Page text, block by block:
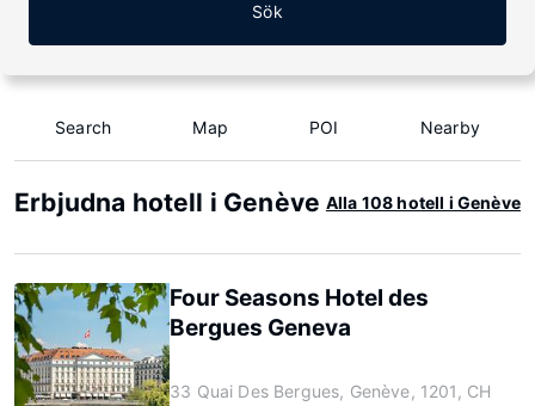
Sök
Search Map POI Nearby
Erbjudna hotell i Genève Alla 108 hotell i Genève
Four Seasons Hotel des
Bergues Geneva
33 Quai Des Bergues, Genève, 1201, CH